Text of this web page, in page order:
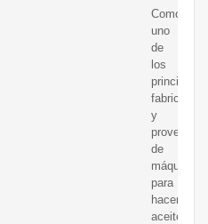
Como
uno
de
los
principales
fabricantes
y
de
máquinas
para
hacer
aceite